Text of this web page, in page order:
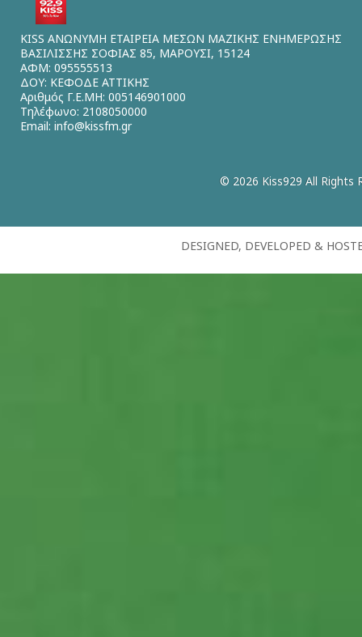
KISS ΑΝΩΝΥΜΗ ΕΤΑΙΡΕΙΑ ΜΕΣΩΝ ΜΑΖΙΚΗΣ ΕΝΗΜΕΡΩΣΗΣ
ΒΑΣΙΛΙΣΣΗΣ ΣΟΦΙΑΣ 85, ΜΑΡΟΥΣΙ, 15124
ΑΦΜ: 095555513
ΔΟΥ: ΚΕΦΟΔΕ ΑΤΤΙΚΗΣ
Αριθμός Γ.Ε.ΜΗ: 005146901000
Τηλέφωνο: 2108050000
Email: info@kissfm.gr
© 2026 Kiss929 All Rights
DESIGNED, DEVELOPED &